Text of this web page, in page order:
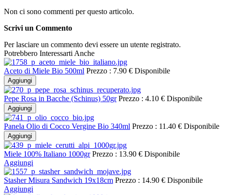
Non ci sono commenti per questo articolo.
Scrivi un Commento
Per lasciare un commento devi essere un utente registrato.
Potrebbero Interessarti Anche
Aceto di Miele Bio 500ml Prezzo : 7.90 € Disponibile
Aggiungi
Pepe Rosa in Bacche (Schinus) 50gr Prezzo : 4.10 € Disponibile
Aggiungi
Panela Olio di Cocco Vergine Bio 340ml Prezzo : 11.40 € Disponibile
Aggiungi
Miele 100% Italiano 1000gr Prezzo : 13.90 € Disponibile
Aggiungi
Stasher Misura Sandwich 19x18cm Prezzo : 14.90 € Disponibile
Aggiungi